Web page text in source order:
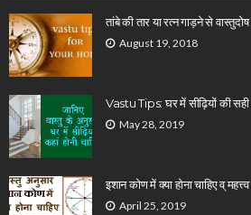
तांबे की तार या रत्न गाड़ने से
August 19, 2018
Vastu Tips: घर में सीढ़ियों की सही
May 28, 2019
इशान कोण में क्या होना चाहिए व् महत्त्व
April 25, 2019